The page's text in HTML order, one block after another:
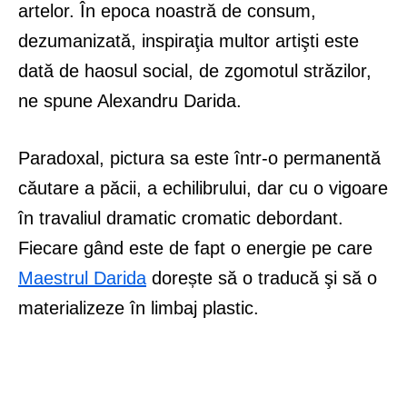
artelor. În epoca noastră de consum,
dezumanizată, inspiraţia multor artişti este
dată de haosul social, de zgomotul străzilor,
ne spune Alexandru Darida.
Paradoxal, pictura sa este într-o permanentă
căutare a păcii, a echilibrului, dar cu o vigoare
în travaliul dramatic cromatic debordant.
Fiecare gând este de fapt o energie pe care
Maestrul Darida dorește să o traducă şi să o
materializeze în limbaj plastic.